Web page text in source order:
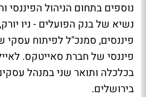
נוספים בתחום הניהול הפיננסי
פיננסי של חברת סאייטקס.
בכלכלה ותואר שני במנהל
בירושלים.